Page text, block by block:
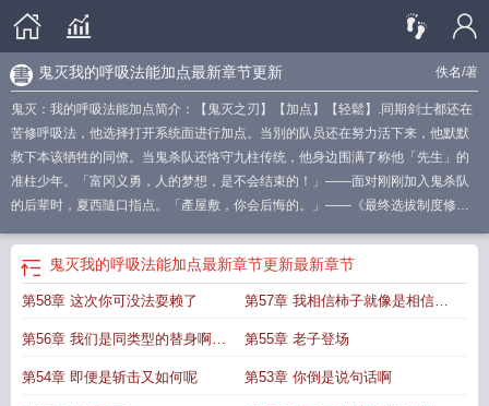
佚名/著
鬼灭我的呼吸法能加点最新章节更新
鬼灭：我的呼吸法能加点简介：【鬼灭之刃】【加点】【轻鬆】.同期剑士都还在
苦修呼吸法，他选择打开系统面进行加点。当別的队员还在努力活下来，他默默
救下本该牺牲的同僚。当鬼杀队还恪守九柱传统，他身边围满了称他「先生」的
准柱少年。「富冈义勇，人的梦想，是不会结束的！」——面对刚刚加入鬼杀队
的后辈时，夏西隨口指点。「產屋敷，你会后悔的。」——《最终选拔制度修改
鬼灭我的呼吸法能加点全文免费阅读 鬼灭我的呼吸法能加点无弹窗最新章
节 鬼灭我的呼吸法能加点全文免费阅读软件
阅读鬼灭我的呼吸法能加点无错版
鬼灭我的呼吸法能加点笔趣阁无弹窗最新章
读鬼灭我的呼吸法能加点笔趣阁 鬼灭我的呼吸法能加点顶点中文
法能加点QQ阅读鬼灭我的呼吸法能加点手打无错字版鬼灭我的呼吸法能加点免
鬼灭我的呼吸法能加点最新章节更新最新章节
第58章 这次你可没法耍赖了 第57章 我相信柿子就像是相信我
自己
第56章 我们是同类型的替身啊啊
啊啊
第55章 老子登场
第54章 即便是斩击又如何呢 第53章 你倒是说句话啊